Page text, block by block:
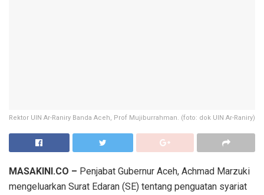
Rektor UIN Ar-Raniry Banda Aceh, Prof Mujiburrahman. (foto: dok UIN Ar-Raniry)
MASAKINI.CO – Penjabat Gubernur Aceh, Achmad Marzuki
mengeluarkan Surat Edaran (SE) tentang penguatan syariat